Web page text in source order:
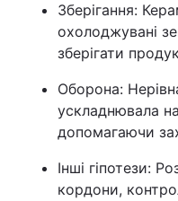
Зберігання:
охолоджувані
зберігати
Оборона:
ускладнювала
допомагаючи
Інші гіпотези:
кордони,